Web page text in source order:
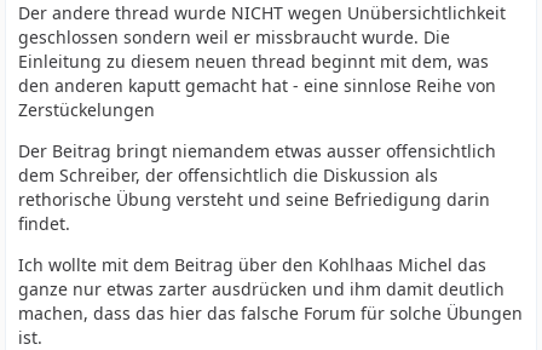
Der andere thread wurde NICHT wegen Unübersichtlichkeit
geschlossen sondern weil er missbraucht wurde. Die
Einleitung zu diesem neuen thread beginnt mit dem, was
den anderen kaputt gemacht hat - eine sinnlose Reihe von
Zerstückelungen
Der Beitrag bringt niemandem etwas ausser offensichtlich
dem Schreiber, der offensichtlich die Diskussion als
rethorische Übung versteht und seine Befriedigung darin
findet.
Ich wollte mit dem Beitrag über den Kohlhaas Michel das
ganze nur etwas zarter ausdrücken und ihm damit deutlich
machen, dass das hier das falsche Forum für solche Übungen
ist.